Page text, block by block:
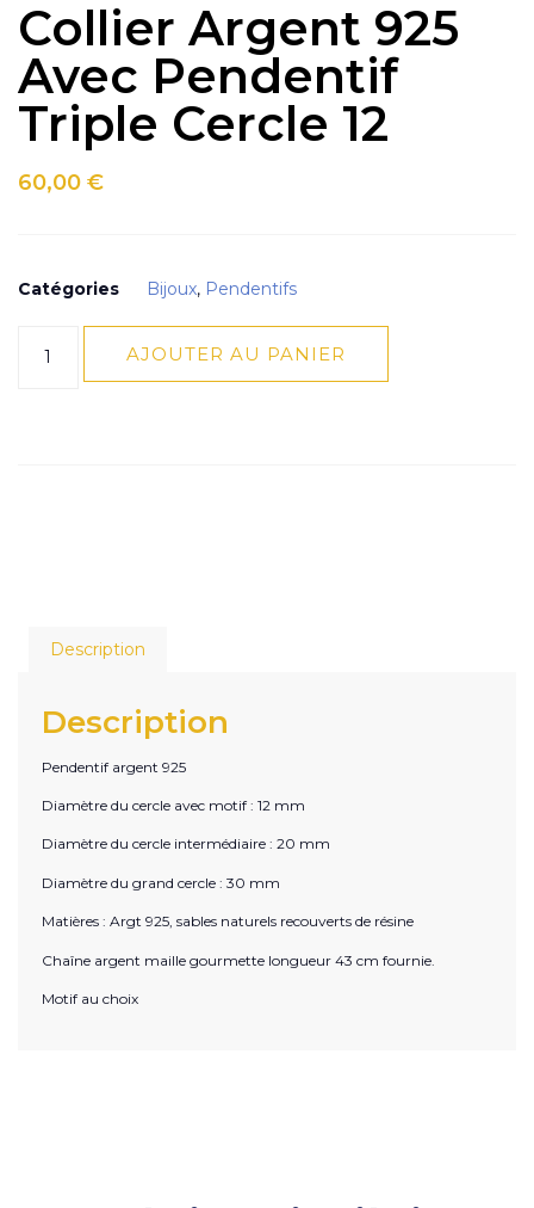
Collier Argent 925
Avec Pendentif
Triple Cercle 12
60,00 €
Catégories Bijoux, Pendentifs
AJOUTER AU PANIER
Description
Description
Pendentif argent 925
Diamètre du cercle avec motif : 12 mm
Diamètre du cercle intermédiaire : 20 mm
Diamètre du grand cercle : 30 mm
Matières : Argt 925, sables naturels recouverts de résine
Chaîne argent maille gourmette longueur 43 cm fournie.
Motif au choix